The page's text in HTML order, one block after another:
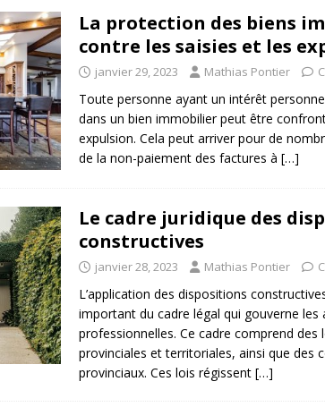
La protection des biens
contre les saisies et les
janvier 29, 2023 Mathias Pontier
Toute personne ayant un intérêt
dans un bien immobilier peut être
expulsion. Cela peut arriver pour de
de la non-paiement des factures à […]
Le cadre juridique des
constructives
janvier 28, 2023 Mathias Pontier
L’application des dispositions
important du cadre légal qui gouverne les
professionnelles. Ce cadre comprend des
provinciales et territoriales, ainsi que des
provinciaux. Ces lois régissent […]